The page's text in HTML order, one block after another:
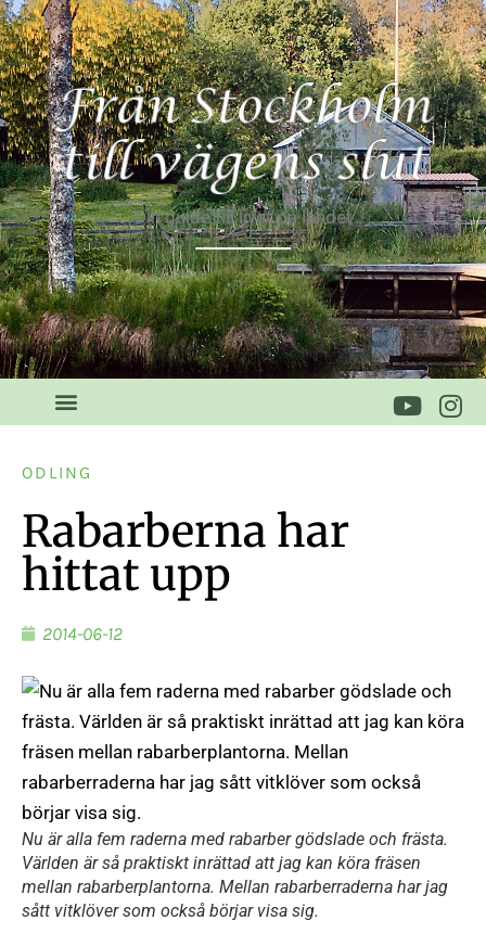
Din guide till livet på landet
ODLING
Rabarberna har
hittat upp
2014-06-12
Nu är alla fem raderna med rabarber gödslade och frästa.
Världen är så praktiskt inrättad att jag kan köra fräsen
mellan rabarberplantorna. Mellan rabarberraderna har jag
sått vitklöver som också börjar visa sig.